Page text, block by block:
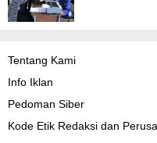
Tentang Kami
Info Iklan
Pedoman Siber
Kode Etik Redaksi dan